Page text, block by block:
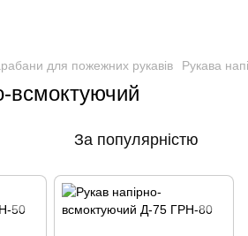
для пожежних рукавів Рукава
всмоктуючий
За популярністю